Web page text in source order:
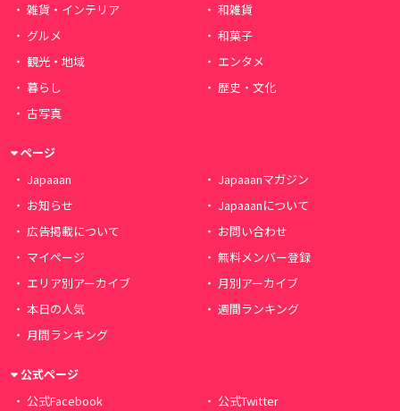
雑貨・インテリア
和雑貨
グルメ
和菓子
観光・地域
エンタメ
暮らし
歴史・文化
古写真
ページ
Japaaan
Japaaanマガジン
お知らせ
Japaaanについて
広告掲載について
お問い合わせ
マイページ
無料メンバー登録
エリア別アーカイブ
月別アーカイブ
本日の人気
週間ランキング
月間ランキング
公式ページ
公式Facebook
公式Twitter